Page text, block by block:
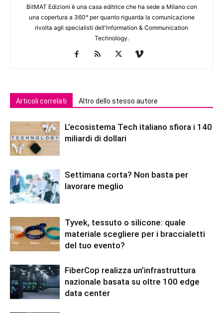
BitMAT Edizioni è una casa editrice che ha sede a Milano con
una copertura a 360° per quanto riguarda la comunicazione
rivolta agli specialisti dell'lnformation & Communication
Technology.
Articoli correlati Altro dello stesso autore
L’ecosistema Tech italiano sfiora i 140
miliardi di dollari
Settimana corta? Non basta per
lavorare meglio
Tyvek, tessuto o silicone: quale
materiale scegliere per i braccialetti
del tuo evento?
FiberCop realizza un’infrastruttura
nazionale basata su oltre 100 edge
data center